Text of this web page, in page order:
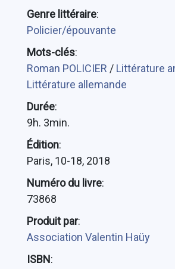
Genre littéraire:
Policier/épouvante
Mots-clés:
Roman POLICIER / Littérature
Littérature allemande
Durée:
9h. 3min.
Édition:
Paris, 10-18, 2018
Numéro du livre:
73868
Produit par:
Association Valentin Haüy
ISBN: